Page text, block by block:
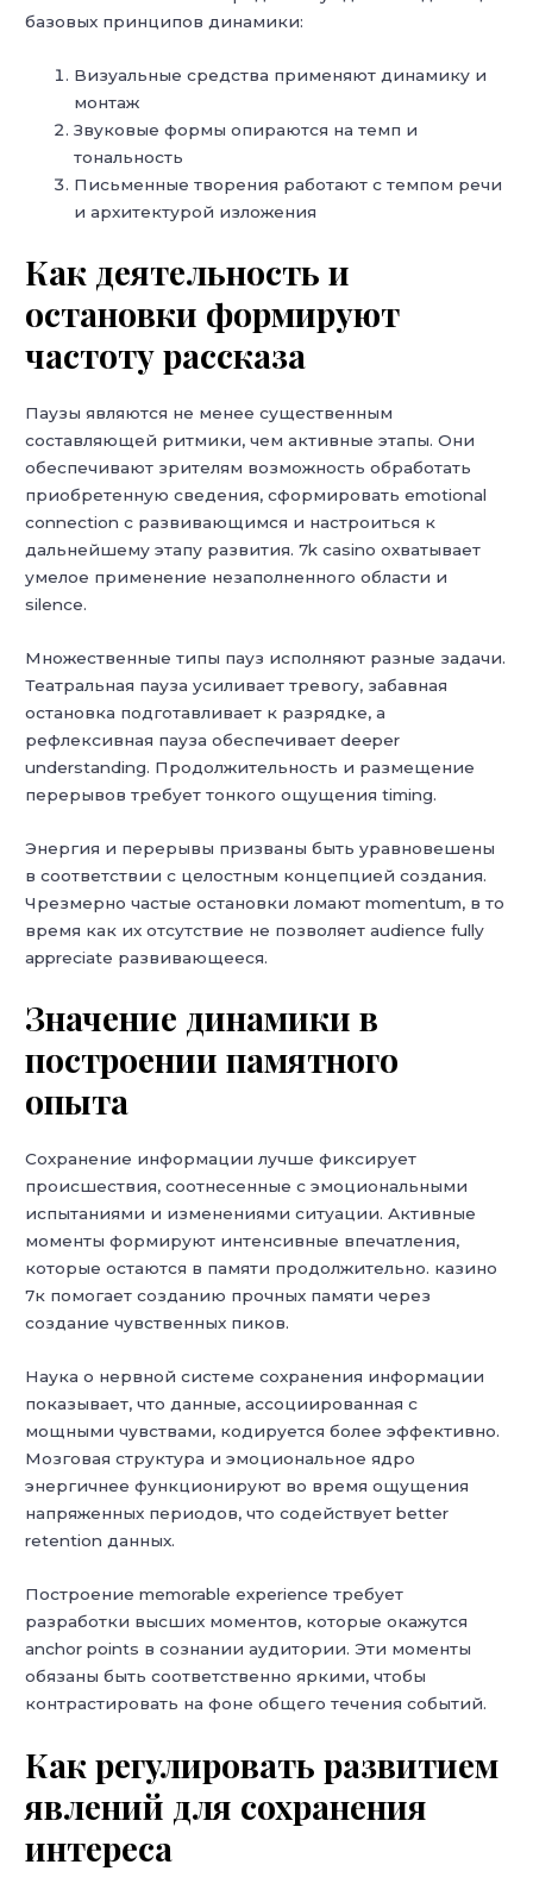
базовых принципов динамики:
Визуальные средства применяют динамику и
монтаж
Звуковые формы опираются на темп и
тональность
Письменные творения работают с темпом речи
и архитектурой изложения
Как деятельность и
остановки формируют
частоту рассказа
Паузы являются не менее существенным
составляющей ритмики, чем активные этапы. Они
обеспечивают зрителям возможность обработать
приобретенную сведения, сформировать emotional
connection с развивающимся и настроиться к
дальнейшему этапу развития. 7k casino охватывает
умелое применение незаполненного области и
silence.
Множественные типы пауз исполняют разные задачи.
Театральная пауза усиливает тревогу, забавная
остановка подготавливает к разрядке, а
рефлексивная пауза обеспечивает deeper
understanding. Продолжительность и размещение
перерывов требует тонкого ощущения timing.
Энергия и перерывы призваны быть уравновешены
в соответствии с целостным концепцией создания.
Чрезмерно частые остановки ломают momentum, в то
время как их отсутствие не позволяет audience fully
appreciate развивающееся.
Значение динамики в
построении памятного
опыта
Сохранение информации лучше фиксирует
происшествия, соотнесенные с эмоциональными
испытаниями и изменениями ситуации. Активные
моменты формируют интенсивные впечатления,
которые остаются в памяти продолжительно. казино
7к помогает созданию прочных памяти через
создание чувственных пиков.
Наука о нервной системе сохранения информации
показывает, что данные, ассоциированная с
мощными чувствами, кодируется более эффективно.
Мозговая структура и эмоциональное ядро
энергичнее функционируют во время ощущения
напряженных периодов, что содействует better
retention данных.
Построение memorable experience требует
разработки высших моментов, которые окажутся
anchor points в сознании аудитории. Эти моменты
обязаны быть соответственно яркими, чтобы
контрастировать на фоне общего течения событий.
Как регулировать развитием
явлений для сохранения
интереса